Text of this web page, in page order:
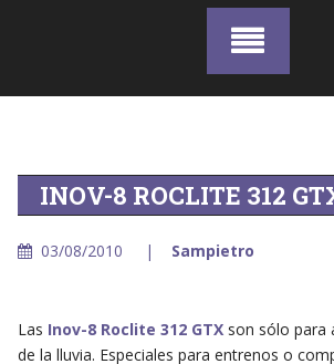
INOV-8 ROCLITE 312
03/08/2010 Sampietro
Las Inov-8 Roclite 312 GTXson sólo para
de la lluvia. Especiales para entrenos o